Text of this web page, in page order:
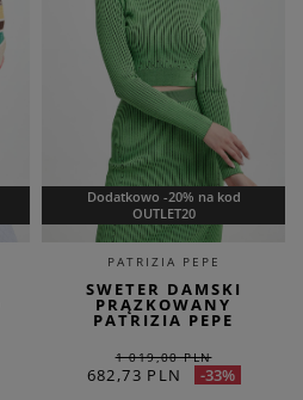
Dodatkowo -20% na kod
OUTLET20
PATRIZIA PEPE
SWETER DAMSKI
PRĄZKOWANY
PATRIZIA PEPE
1 019,00 PLN
682,73 PLN -33%